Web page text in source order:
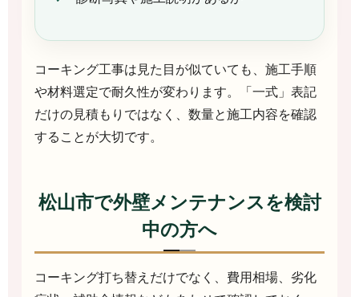
コーキング工事は見た目が似ていても、施工手順
や材料選定で耐久性が変わります。「一式」表記
だけの見積もりではなく、数量と施工内容を確認
することが大切です。
松山市で外壁メンテナンスを検討
中の方へ
コーキング打ち替えだけでなく、費用相場、劣化